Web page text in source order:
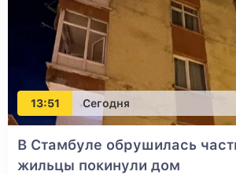
13:51 Сегодня
В Стамбуле обрушилась
жильцы покинули дом